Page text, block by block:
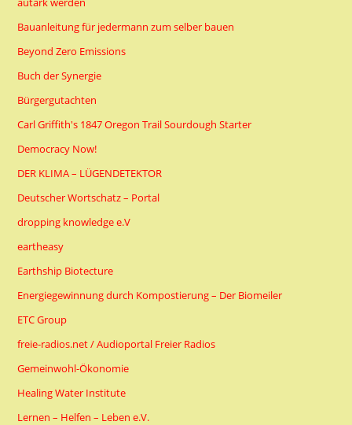
Bauanleitung für jedermann zum selber bauen
Beyond Zero Emissions
Buch der Synergie
Bürgergutachten
Carl Griffith's 1847 Oregon Trail Sourdough Starter
Democracy Now!
DER KLIMA – LÜGENDETEKTOR
Deutscher Wortschatz – Portal
dropping knowledge e.V
eartheasy
Earthship Biotecture
Energiegewinnung durch Kompostierung – Der Biomeiler
ETC Group
freie-radios.net / Audioportal Freier Radios
Gemeinwohl-Ökonomie
Healing Water Institute
Lernen – Helfen – Leben e.V.